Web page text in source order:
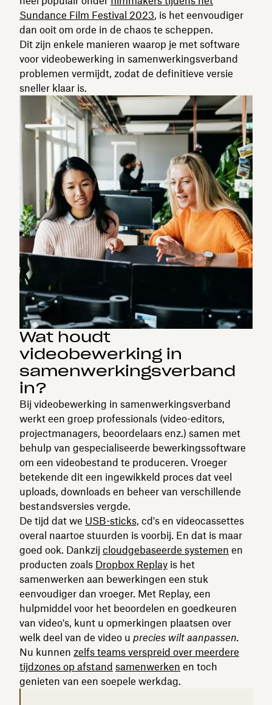
Sundance Film Festival 2023, is het eenvoudiger
dan ooit om orde in de chaos te scheppen.
Dit zijn enkele manieren waarop je met software
voor videobewerking in samenwerkingsverband
problemen vermijdt, zodat de definitieve versie
sneller klaar is.
Wat houdt
videobewerking in
samenwerkingsverband
in?
Bij videobewerking in samenwerkingsverband
werkt een groep professionals (video-editors,
projectmanagers, beoordelaars enz.) samen met
behulp van gespecialiseerde bewerkingssoftware
om een videobestand te produceren. Vroeger
betekende dit een ingewikkeld proces dat veel
uploads, downloads en beheer van verschillende
bestandsversies vergde.
De tijd dat we USB-sticks, cd's en videocassettes
overal naartoe stuurden is voorbij. En dat is maar
goed ook. Dankzij cloudgebaseerde systemen en
producten zoals Dropbox Replay is het
samenwerken aan bewerkingen een stuk
eenvoudiger dan vroeger. Met Replay, een
hulpmiddel voor het beoordelen en goedkeuren
van video's, kunt u opmerkingen plaatsen over
welk deel van de video u precies wilt aanpassen.
Nu kunnen zelfs teams verspreid over meerdere
tijdzones op afstand samenwerken en toch
genieten van een soepele werkdag.